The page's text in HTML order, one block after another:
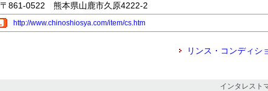
〒861-0522 熊本県山鹿市久原4222-2
http://www.chinoshiosya.com/item/cs.htm
リンス・コンディシ
インタレスト